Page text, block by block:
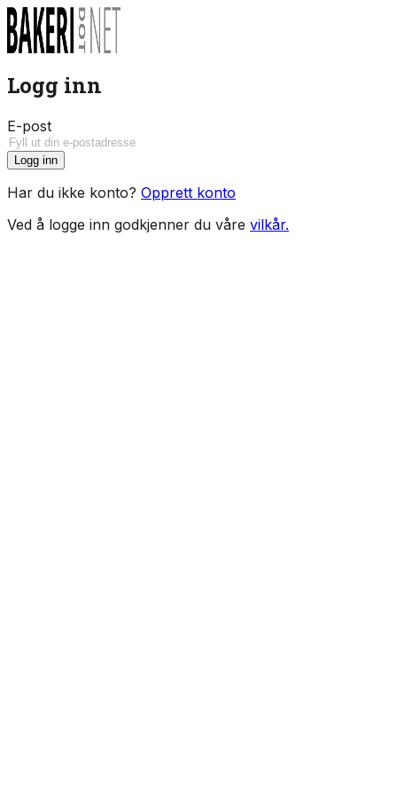
Logg inn
E-post
Logg inn
Har du ikke konto? Opprett konto
Ved å logge inn godkjenner du våre vilkår.